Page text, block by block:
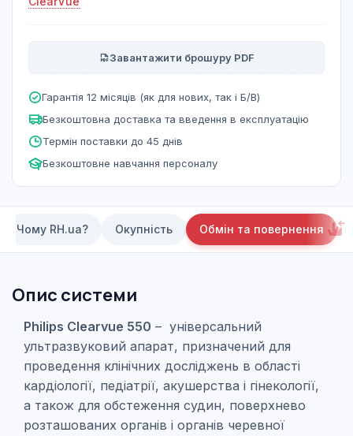
Завантажити брошуру PDF
Гарантія 12 місяців (як для нових, так і Б/В)
Безкоштовна доставка та введення в експлуатацію
Термін поставки до 45 днів
Безкоштовне навчання персоналу
Чому RH.ua? Окупність Обмін та повернення
Опис системи
Philips Clearvue 550 – універсальний
ультразвуковий апарат, призначений для
проведення клінічних досліджень в області
кардіології, педіатрії, акушерства і гінекології,
а також для обстеження судин, поверхнево
розташованих органів і органів черевної